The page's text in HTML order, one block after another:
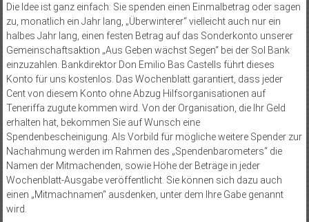
Die Idee ist ganz einfach: Sie spenden einen Einmalbetrag oder sagen
zu, monatlich ein Jahr lang, „Überwinterer“ vielleicht auch nur ein
halbes Jahr lang, einen festen Betrag auf das Sonderkonto unserer
Gemeinschaftsaktion „Aus Geben wächst Segen“ bei der Sol Bank
einzuzahlen. Bankdirektor Don Emilio Bas Castells führt dieses
Konto für uns kos­tenlos. Das Wochenblatt garantiert, dass jeder
Cent von diesem Konto ohne Abzug Hilfsorganisationen auf
Teneriffa zugute kommen wird. Von der Organisation, die Ihr Geld
erhalten hat, bekommen Sie auf Wunsch eine
Spendenbescheinigung. Als Vorbild für mögliche weitere Spender zur
Nachahmung werden im Rahmen des „Spendenbarometers“ die
Namen der Mitmachenden, sowie Höhe der Beträge in jeder
Wochenblatt-Ausgabe veröffentlicht. Sie können sich dazu auch
einen „Mitmachnamen“ ausdenken, unter dem Ihre Gabe genannt
wird.